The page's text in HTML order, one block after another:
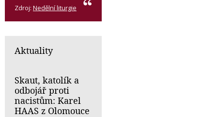
Zdroj: Nedělní liturgie
Aktuality
Skaut, katolík a
odbojář proti
nacistům: Karel
HAAS z Olomouce